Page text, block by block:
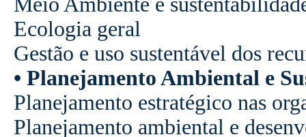
Ecologia geral
Gestão e uso sustentável dos
• Planejamento Ambiental e
Planejamento estratégico nas
Planejamento ambiental e